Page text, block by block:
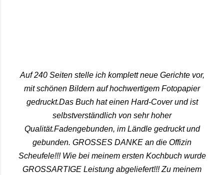
Auf 240 Seiten stelle ich komplett neue Gerichte vor,
mit schönen Bildern auf hochwertigem Fotopapier
gedruckt.Das Buch hat einen Hard-Cover und ist
selbstverständlich von sehr hoher
Qualität.Fadengebunden, im Ländle gedruckt und
gebunden. GROSSES DANKE an die Offizin
Scheufele!!! Wie bei meinem ersten Kochbuch wurde
GROSSARTIGE Leistung abgeliefert!!!Zu meinem